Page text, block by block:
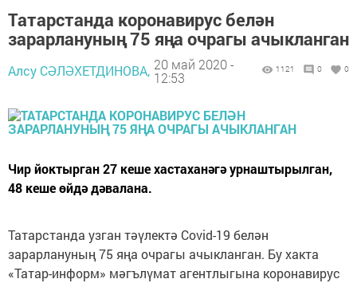
Татарстанда коронавирус белән
зарарлануның 75 яңа очрагы ачыкланган
Алсу СӘЛӘХЕТДИНОВА, 20 май 2020 -
12:53
1121 0 0
Чир йоктырган 27 кеше хастаханәгә урнаштырылган,
48 кеше өйдә дәвалана.
Татарстанда узган тәүлектә Covid-19 белән
зарарлануның 75 яңа очрагы ачыкланган. Бу хакта
«Татар-информ» мәгълүмат агентлыгына коронавирус